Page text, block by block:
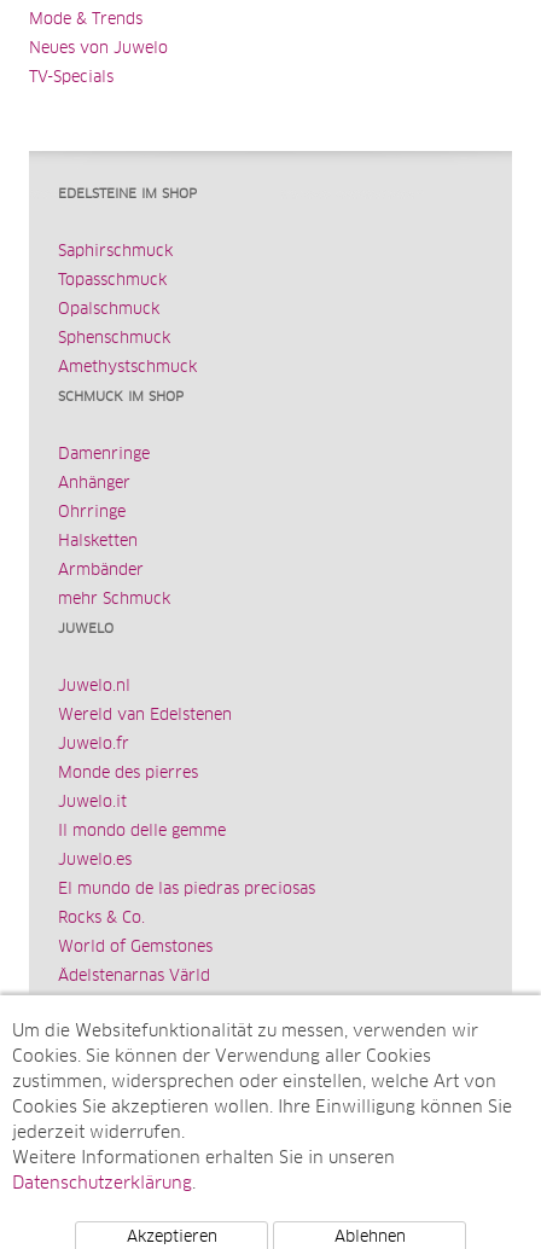
Mode & Trends
Neues von Juwelo
TV-Specials
EDELSTEINE IM SHOP
Saphirschmuck
Topasschmuck
Opalschmuck
Sphenschmuck
Amethystschmuck
SCHMUCK IM SHOP
Damenringe
Anhänger
Ohrringe
Halsketten
Armbänder
mehr Schmuck
JUWELO
Juwelo.nl
Wereld van Edelstenen
Juwelo.fr
Monde des pierres
Juwelo.it
Il mondo delle gemme
Juwelo.es
El mundo de las piedras preciosas
Rocks & Co.
World of Gemstones
Ädelstenarnas Värld
Impressum
SITEMAP
Sitemap
Monatsarchive
Top-Artikel
Um die Websitefunktionalität zu messen, verwenden wir
Cookies. Sie können der Verwendung aller Cookies
zustimmen, widersprechen oder einstellen, welche Art von
Cookies Sie akzeptieren wollen. Ihre Einwilligung können Sie
jederzeit widerrufen.
Weitere Informationen erhalten Sie in unseren
Datenschutzerklärung.
Akzeptieren Ablehnen